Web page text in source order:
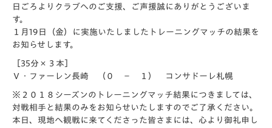
日ごろよりクラブへのご支援、ご声援誠にありがとうございま
す。
１月19日（金）に実施いたしましたトレーニングマッチの結果を
お知らせします。
［35分×３本］
Ｖ・ファーレン長崎 （０ － １） コンサドーレ札幌
※２０１８シーズンのトレーニングマッチ結果につきましては、
対戦相手と結果のみをお知らせいたしますのでご了承ください。
本日、現地へ観戦に来てくださった皆さまには、心より御礼申し